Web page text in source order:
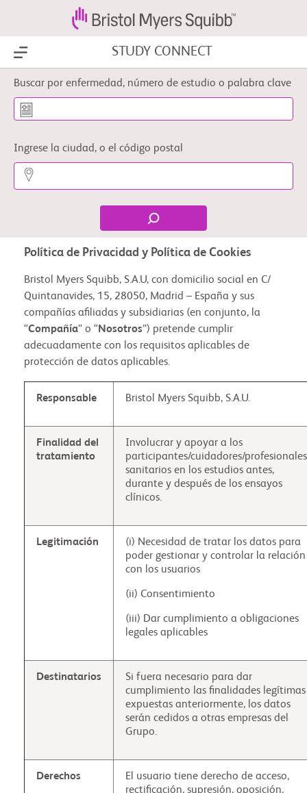
Show Menu STUDY CONNECT
Buscar por enfermedad, número de estudio o palabra clave
Ingrese la ciudad, o el código postal
Política de Privacidad y Política de Cookies
Bristol Myers Squibb, S.A.U, con domicilio social en C/
Quintanavides, 15, 28050, Madrid – España y sus
compañías afiliadas y subsidiarias (en conjunto, la
“Compañía” o “ Nosotros”) pretende cumplir
adecuadamente con los requisitos aplicables de
protección de datos aplicables.
Responsable Bristol Myers Squibb, S.A.U.
Finalidad del
tratamiento
Involucrar y apoyar a los
participantes/cuidadores/profesionales
sanitarios en los estudios antes,
durante y después de los ensayos
clínicos.
Legitimación
(i) Necesidad de tratar los datos para
poder gestionar y controlar la relación
con los usuarios
(ii) Consentimiento
(iii) Dar cumplimiento a obligaciones
legales aplicables
Destinatarios
Si fuera necesario para dar
cumplimiento las finalidades legítimas
expuestas anteriormente, los datos
serán cedidos a otras empresas del
Grupo.
Derechos
El usuario tiene derecho de acceso,
rectificación, supresión, oposición,